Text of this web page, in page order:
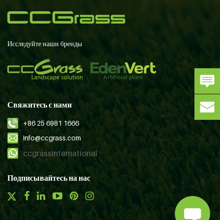
Исследуйте наши бренды
Свяжитесь с нами
+86 25 6981 1666
info@ccgrass.com
ccgrassinternational
Подписывайтесь на нас